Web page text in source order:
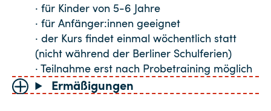
· für Kinder von 5-6 Jahre
· für Anfänger:innen geeignet
· der Kurs findet einmal wöchentlich statt
(nicht während der Berliner Schulferien)
· Teilnahme erst nach Probetraining möglich
Ermäßigungen